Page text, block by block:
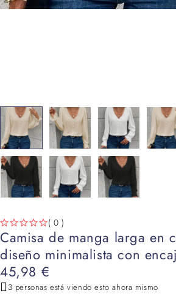
( 0 )
Camisa de manga larga en
diseño minimalista con
45,98 €
3 personas está viendo esto ahora mismo